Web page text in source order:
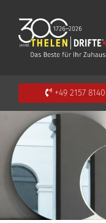
+49 2157 8140